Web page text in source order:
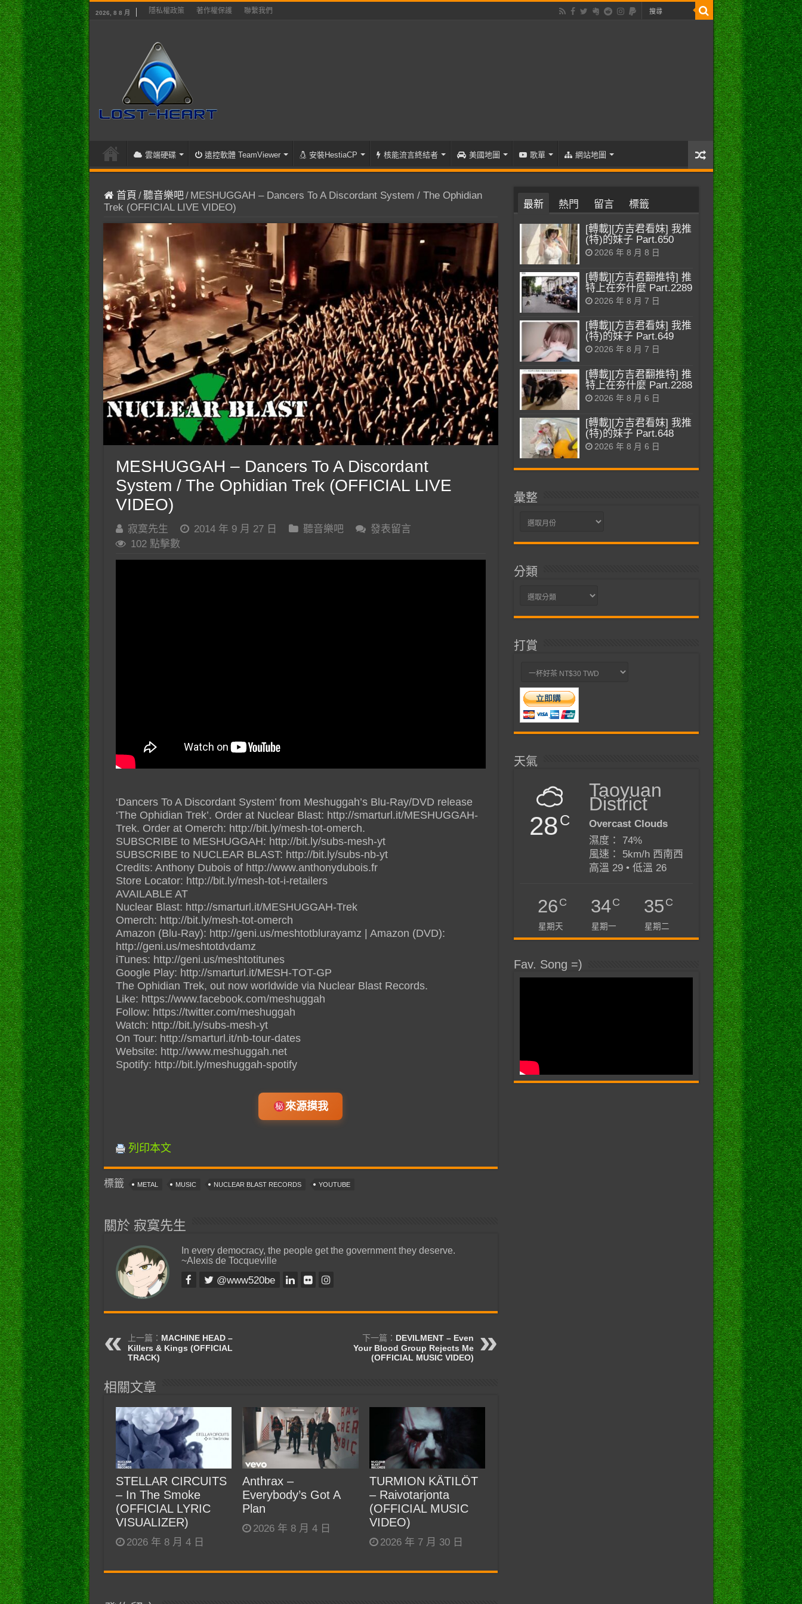
2026, 8 8 月 隱私權政策 著作權保護 聯繫我們
雲端硬碟 遠控軟體 TeamViewer 安裝HestiaCP 核能流言終結者 美國地圖 歌單 網站地圖
首頁 /聽音樂吧/ MESHUGGAH – Dancers To A Discordant System / The Ophidian
Trek (OFFICIAL LIVE VIDEO)
MESHUGGAH – Dancers To A Discordant
System / The Ophidian Trek (OFFICIAL LIVE
VIDEO)
寂寞先生 2014 年 9 月 27 日 聽音樂吧
發表留言
102 點擊數
‘Dancers To A Discordant System’ from Meshuggah’s Blu-Ray/DVD release
‘The Ophidian Trek’. Order at Nuclear Blast: http://smarturl.it/MESHUGGAH-
Trek. Order at Omerch: http://bit.ly/mesh-tot-omerch.
SUBSCRIBE to MESHUGGAH: http://bit.ly/subs-mesh-yt
SUBSCRIBE to NUCLEAR BLAST: http://bit.ly/subs-nb-yt
Credits: Anthony Dubois of http://www.anthonydubois.fr
Store Locator: http://bit.ly/mesh-tot-i-retailers
AVAILABLE AT
Nuclear Blast: http://smarturl.it/MESHUGGAH-Trek
Omerch: http://bit.ly/mesh-tot-omerch
Amazon (Blu-Ray): http://geni.us/meshtotblurayamz | Amazon (DVD):
http://geni.us/meshtotdvdamz
iTunes: http://geni.us/meshtotitunes
Google Play: http://smarturl.it/MESH-TOT-GP
The Ophidian Trek, out now worldwide via Nuclear Blast Records.
Like: https://www.facebook.com/meshuggah
Follow: https://twitter.com/meshuggah
Watch: http://bit.ly/subs-mesh-yt
On Tour: http://smarturl.it/nb-tour-dates
Website: http://www.meshuggah.net
Spotify: http://bit.ly/meshuggah-spotify
來源摸我
列印本文
標籤 METAL MUSIC NUCLEAR BLAST RECORDS YOUTUBE
關於 寂寞先生
In every democracy, the people get the government they deserve.
~Alexis de Tocqueville
@www520be
上一篇： MACHINE HEAD –
Killers & Kings (OFFICIAL
TRACK)
下一篇： DEVILMENT – Even
Your Blood Group Rejects Me
(OFFICIAL MUSIC VIDEO)
相關文章
STELLAR CIRCUITS
– In The Smoke
(OFFICIAL LYRIC
VISUALIZER)
2026 年 8 月 4 日
Anthrax –
Everybody’s Got A
Plan
2026 年 8 月 4 日
TURMION KÄTILÖT
– Raivotarjonta
(OFFICIAL MUSIC
VIDEO)
2026 年 7 月 30 日
最新 熱門 留言 標籤
[轉載][方吉君看妹] 我推
(特)的妹子 Part.650
2026 年 8 月 8 日
[轉載][方吉君翻推特] 推
特上在夯什麼 Part.2289
2026 年 8 月 7 日
[轉載][方吉君看妹] 我推
(特)的妹子 Part.649
2026 年 8 月 7 日
[轉載][方吉君翻推特] 推
特上在夯什麼 Part.2288
2026 年 8 月 6 日
[轉載][方吉君看妹] 我推
(特)的妹子 Part.648
2026 年 8 月 6 日
彙整
彙
分類
分
打賞
天氣
28C
Taoyuan
District
Overcast Clouds
濕度： 74%
風速： 5km/h 西南西
高溫 29 • 低溫 26
26C
星期天
34C
星期一
35C
星期二
Fav. Song =)